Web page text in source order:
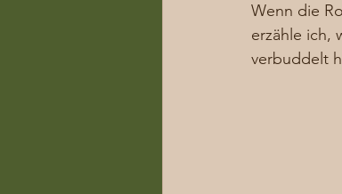
Wenn die
erzähle ich,
verbuddelt